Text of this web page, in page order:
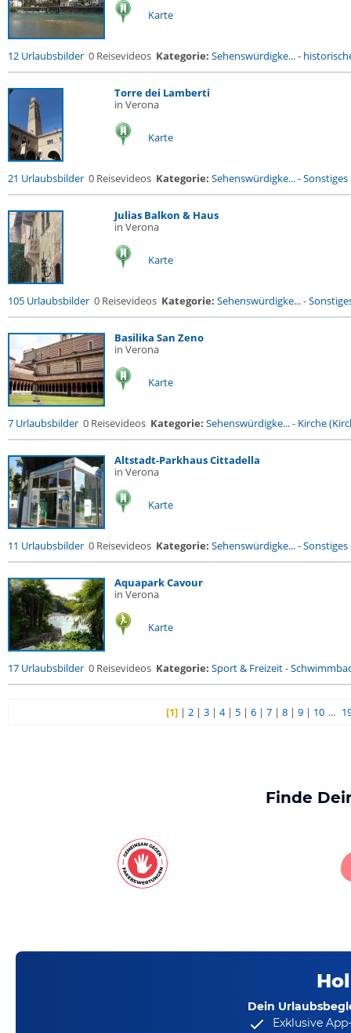
Karte
12 Urlaubsbilder 0 Reisevideos Kategorie: Sehenswürdigke...-
Torre dei Lamberti
in Verona
Karte
21 Urlaubsbilder 0 Reisevideos Kategorie: Sehenswürdigke...-
Julias Balkon & Haus
in Verona
Karte
105 Urlaubsbilder 0 Reisevideos Kategorie: Sehenswürdigke...-
Basilika San Zeno
in Verona
Karte
7 Urlaubsbilder 0 Reisevideos Kategorie: Sehenswürdigke...- Kirche
Altstadt-Parkhaus Cittadella
in Verona
Karte
11 Urlaubsbilder 0 Reisevideos Kategorie: Sehenswürdigke...-
Aquapark Cavour
in Verona
Karte
17 Urlaubsbilder 0 Reisevideos Kategorie: Sport & Freizeit-
[1]| 2| 3| 4| 5| 6| 7| 8| 9| 10 ...
Finde
Dein
Exklusive